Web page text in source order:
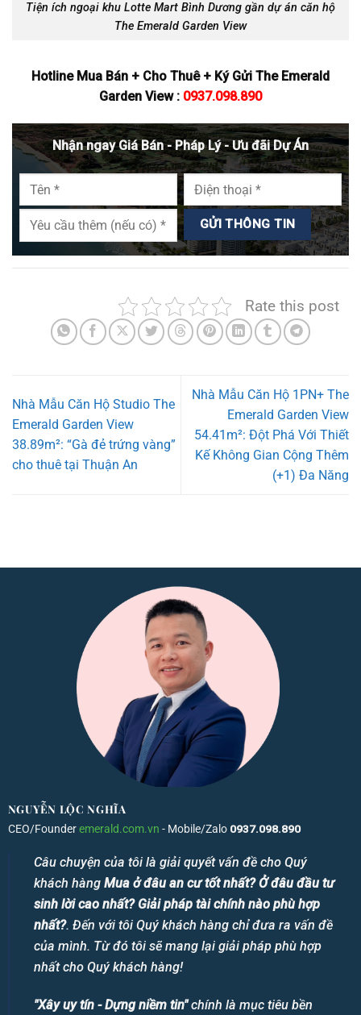
Tiện ích ngoại khu Lotte Mart Bình Dương gần dự án căn hộ
The Emerald Garden View
Hotline Mua Bán + Cho Thuê + Ký Gửi The Emerald
Garden View : 0937.098.890
Nhận ngay Giá Bán - Pháp Lý - Ưu đãi Dự Án
Rate this post
Nhà Mẫu Căn Hộ Studio The
Emerald Garden View
38.89m²: “Gà đẻ trứng vàng”
cho thuê tại Thuận An
Nhà Mẫu Căn Hộ 1PN+ The
Emerald Garden View
54.41m²: Đột Phá Với Thiết
Kế Không Gian Cộng Thêm
(+1) Đa Năng
NGUYỄN LỘC NGHĨA
CEO/Founderemerald.com.vn - Mobile/Zalo 0937.098.890
Câu chuyện của tôi là giải quyết vấn đề cho Quý
khách hàngMua ở đâu an cư tốt nhất? Ở đâu đầu tư
sinh lời cao nhất? Giải pháp tài chính nào phù hợp
nhất?. Đến với tôi Quý khách hàng chỉ đưa ra vấn đề
của mình. Từ đó tôi sẽ mang lại giải pháp phù hợp
nhất cho Quý khách hàng!
"Xây uy tín - Dựng niềm tin"chính là mục tiêu bền